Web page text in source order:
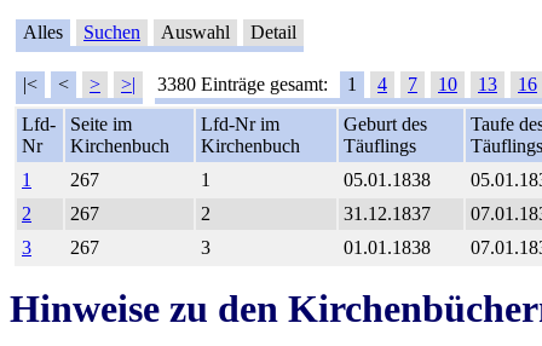
Alles Suchen Auswahl Detail
|< < > >| 3380 Einträge gesamt: 1 4 7 10 13
16
Lfd-
Nr
Seite im
Kirchenbuch
Lfd-Nr im
Kirchenbuch
Geburt des
Täuflings
Taufe
Täuflings
1
267 1 05.01.1838
2
267 2 31.12.1837
3
267 3 01.01.1838
Hinweise zu den